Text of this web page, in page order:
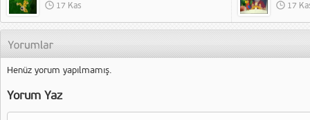
17 Kas 17
Henüz yorum yapılmamış.
Yorum Yaz